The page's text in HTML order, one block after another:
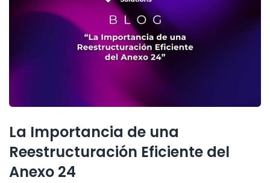
La Importancia de una
Reestructuración Eficiente del
Anexo 24